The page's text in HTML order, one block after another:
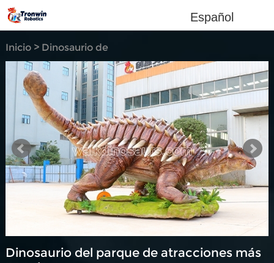
Español
Inicio> Dinosaurio de
simulación
Dinosaurio del parque de atracciones más